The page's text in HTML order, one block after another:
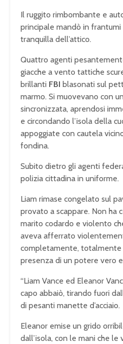
Il ruggito rimbombante e
principale mandò in frantumi
tranquilla dell’attico.
Quattro agenti
giacche a vento tattiche
brillanti FBI blasonati sul
marmo. Si muovevano con
sincronizzata, aprendosi
e circondando l’isola della
appoggiate con cautela
fondina.
Subito dietro gli agenti
polizia cittadina in uniforme.
Liam rimase congelato sul
provato a scappare. Non ha
marito codardo e violento
aveva afferrato
completamente,
presenza di un potere vero
“Liam Vance ed Eleanor
capo abbaiò, tirando fuori
di pesanti manette d’acciaio.
Eleanor emise un grido
dall’isola, con le mani che le